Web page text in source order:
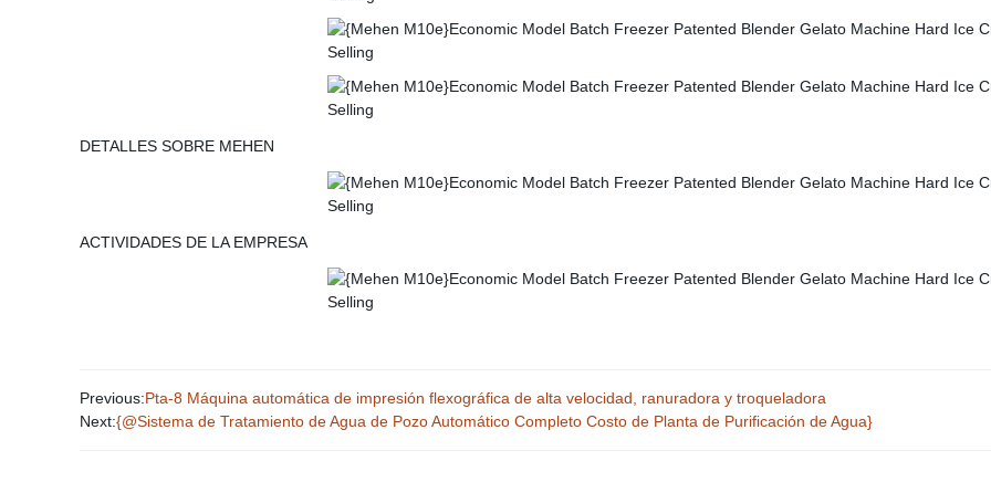
DETALLES SOBRE MEHEN
ACTIVIDADES DE LA EMPRESA
Previous:Pta-8 Máquina automática de impresión flexográfica de alta velocidad, ranuradora y troqueladora
Next:{@Sistema de Tratamiento de Agua de Pozo Automático Completo Costo de Planta de Purificación de Agua}